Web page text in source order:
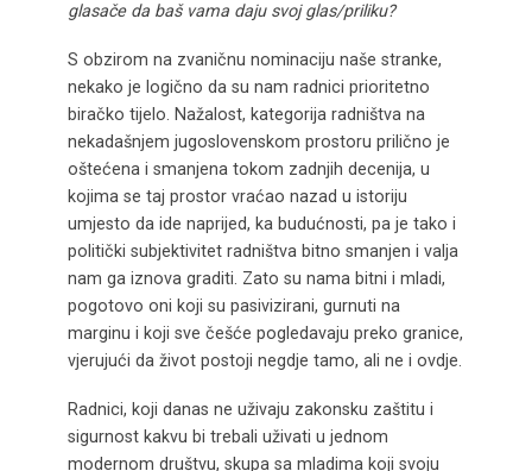
glasače da baš vama daju svoj glas/priliku?
S obzirom na zvaničnu nominaciju naše stranke,
nekako je logično da su nam radnici prioritetno
biračko tijelo. Nažalost, kategorija radništva na
nekadašnjem jugoslovenskom prostoru prilično je
oštećena i smanjena tokom zadnjih decenija, u
kojima se taj prostor vraćao nazad u istoriju
umjesto da ide naprijed, ka budućnosti, pa je tako i
politički subjektivitet radništva bitno smanjen i valja
nam ga iznova graditi. Zato su nama bitni i mladi,
pogotovo oni koji su pasivizirani, gurnuti na
marginu i koji sve češće pogledavaju preko granice,
vjerujući da život postoji negdje tamo, ali ne i ovdje.
Radnici, koji danas ne uživaju zakonsku zaštitu i
sigurnost kakvu bi trebali uživati u jednom
modernom društvu, skupa sa mladima koji svoju